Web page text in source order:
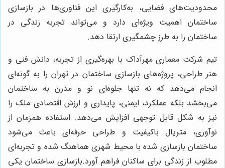
محدودیت‌های فضایی، به‌کارگیری این فناوری‌ها در بازسازی
ساختمان اهمیت ویژه‌ای دارد و می‌تواند تجربه زندگی در
ساختمان را به طرز چشمگیری ارتقا دهد.
تیم شرکت معماری مهرآداک با بهره‌گیری از تجربه، دانش فنی و
هنر طراحی، پروژه‌های بازسازی ساختمان در تهران را به گونه‌ای
انجام می‌دهد که نه تنها جلوه‌ای نو و مدرن به ساختمان
می‌بخشد بلکه عملکرد، ایمنی، پایداری و ارزش اقتصادی ملک را
نیز به شکل قابل توجهی افزایش می‌دهد. استفاده همزمان از
نوآوری، متریال باکیفیت و طراحی حرفه‌ای باعث می‌شود
ساختمان بازسازی شده با محیط شهری هماهنگ شده و تجربه‌ای
مطلوب از زندگی برای ساکنان فراهم آورد.بازسازی ساختمان یکی